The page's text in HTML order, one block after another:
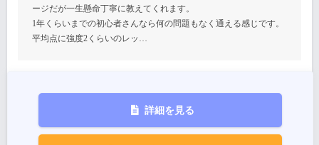
ージだが一生懸命丁寧に教えてくれます。
1年くらいまでの初心者さんなら何の問題もなく通える感じです。
平均点に強度2くらいのレッ…
詳細を見る